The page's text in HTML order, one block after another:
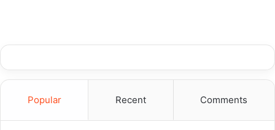
Popular Recent Comments